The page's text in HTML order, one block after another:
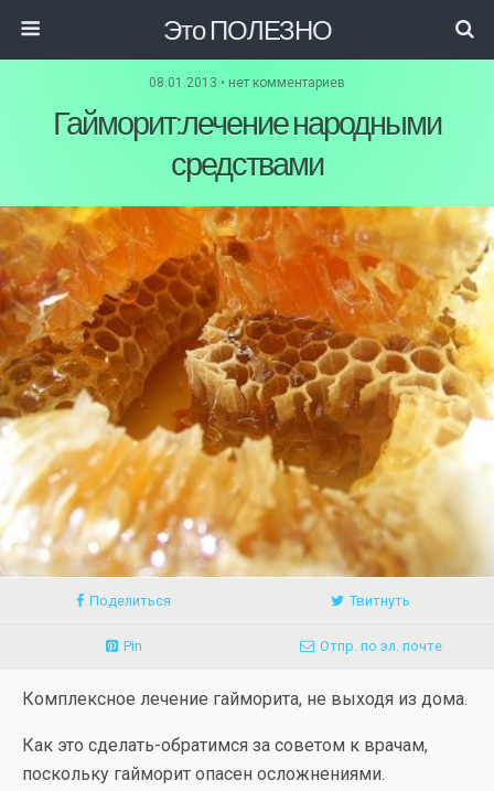
Это ПОЛЕЗНО
08.01.2013 • нет комментариев
Гайморит:лечение народными
средствами
Поделиться Твитнуть
Pin Отпр. по эл. почте
Комплексное лечение гайморита, не выходя из дома.
Как это сделать-обратимся за советом к врачам,
поскольку гайморит опасен осложнениями.